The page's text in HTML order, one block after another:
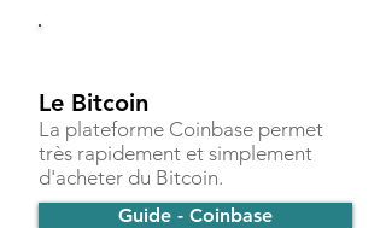
Le Bitcoin
La plateforme Coinbase permet
très rapidement et simplement
d'acheter du Bitcoin.
Guide - Coinbase